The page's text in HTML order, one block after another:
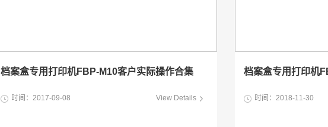
档案盒专用打印机FBP-M10客户实际操作合集
时间：2017-09-08 View Details
档案盒专用打印机
时间：2018-11-30